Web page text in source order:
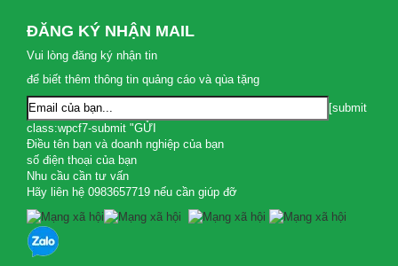
ĐĂNG KÝ NHẬN MAIL
Vui lòng đăng ký nhận tin
để biết thêm thông tin quảng cáo và qùa tặng
[submit
class:wpcf7-submit "GỬI
Điều tên bạn và doanh nghiệp của bạn
số điện thoại của bạn
Nhu cầu cần tư vấn
Hãy liên hệ 0983657719 nếu cần giúp đỡ